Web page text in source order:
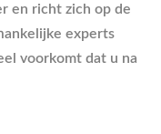
en richt zich op de
experts
voorkomt dat u na